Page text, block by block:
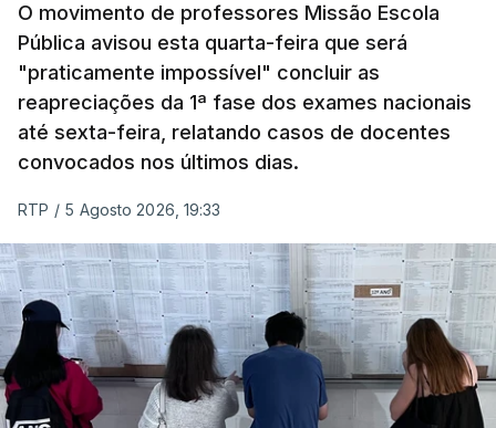
O movimento de professores Missão Escola
Pública avisou esta quarta-feira que será
"praticamente impossível" concluir as
reapreciações da 1ª fase dos exames nacionais
até sexta-feira, relatando casos de docentes
convocados nos últimos dias.
RTP / 5 Agosto 2026, 19:33